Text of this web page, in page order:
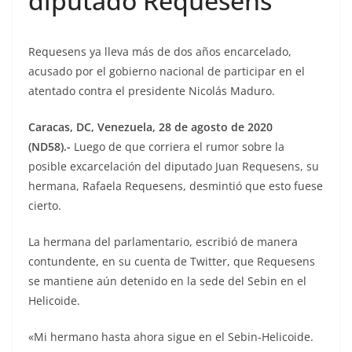
Requesens ya lleva más de dos años encarcelado,
acusado por el gobierno nacional de participar en el
atentado contra el presidente Nicolás Maduro.
Caracas, DC, Venezuela, 28 de agosto de 2020
(ND58).- Luego de que corriera el rumor sobre la
posible excarcelación del diputado Juan Requesens, su
hermana, Rafaela Requesens, desmintió que esto fuese
cierto.
La hermana del parlamentario, escribió de manera
contundente, en su cuenta de Twitter, que Requesens
se mantiene aún detenido en la sede del Sebin en el
Helicoide.
«Mi hermano hasta ahora sigue en el Sebin-Helicoide.